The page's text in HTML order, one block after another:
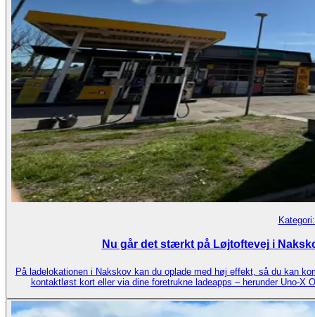
Nu går det stærkt på Løjtoftevej i
På ladelokationen i Nakskov kan du oplade med høj effekt, så du kan
kontaktløst kort eller via dine foretrukne ladeapps – herunder Uno‑X